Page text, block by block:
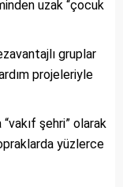
uzak “çocuk
gruplar
projeleriyle
şehri” olarak
yüzlerce